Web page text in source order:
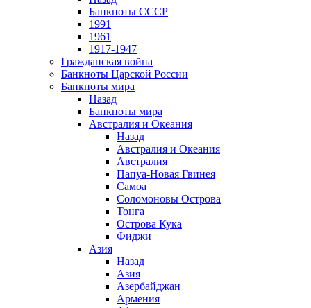
Банкноты СССР
1991
1961
1917-1947
Гражданская война
Банкноты Царской России
Банкноты мира
Назад
Банкноты мира
Австралия и Океания
Назад
Австралия и Океания
Австралия
Папуа-Новая Гвинея
Самоа
Соломоновы Острова
Тонга
Острова Кука
Фиджи
Азия
Назад
Азия
Азербайджан
Армения